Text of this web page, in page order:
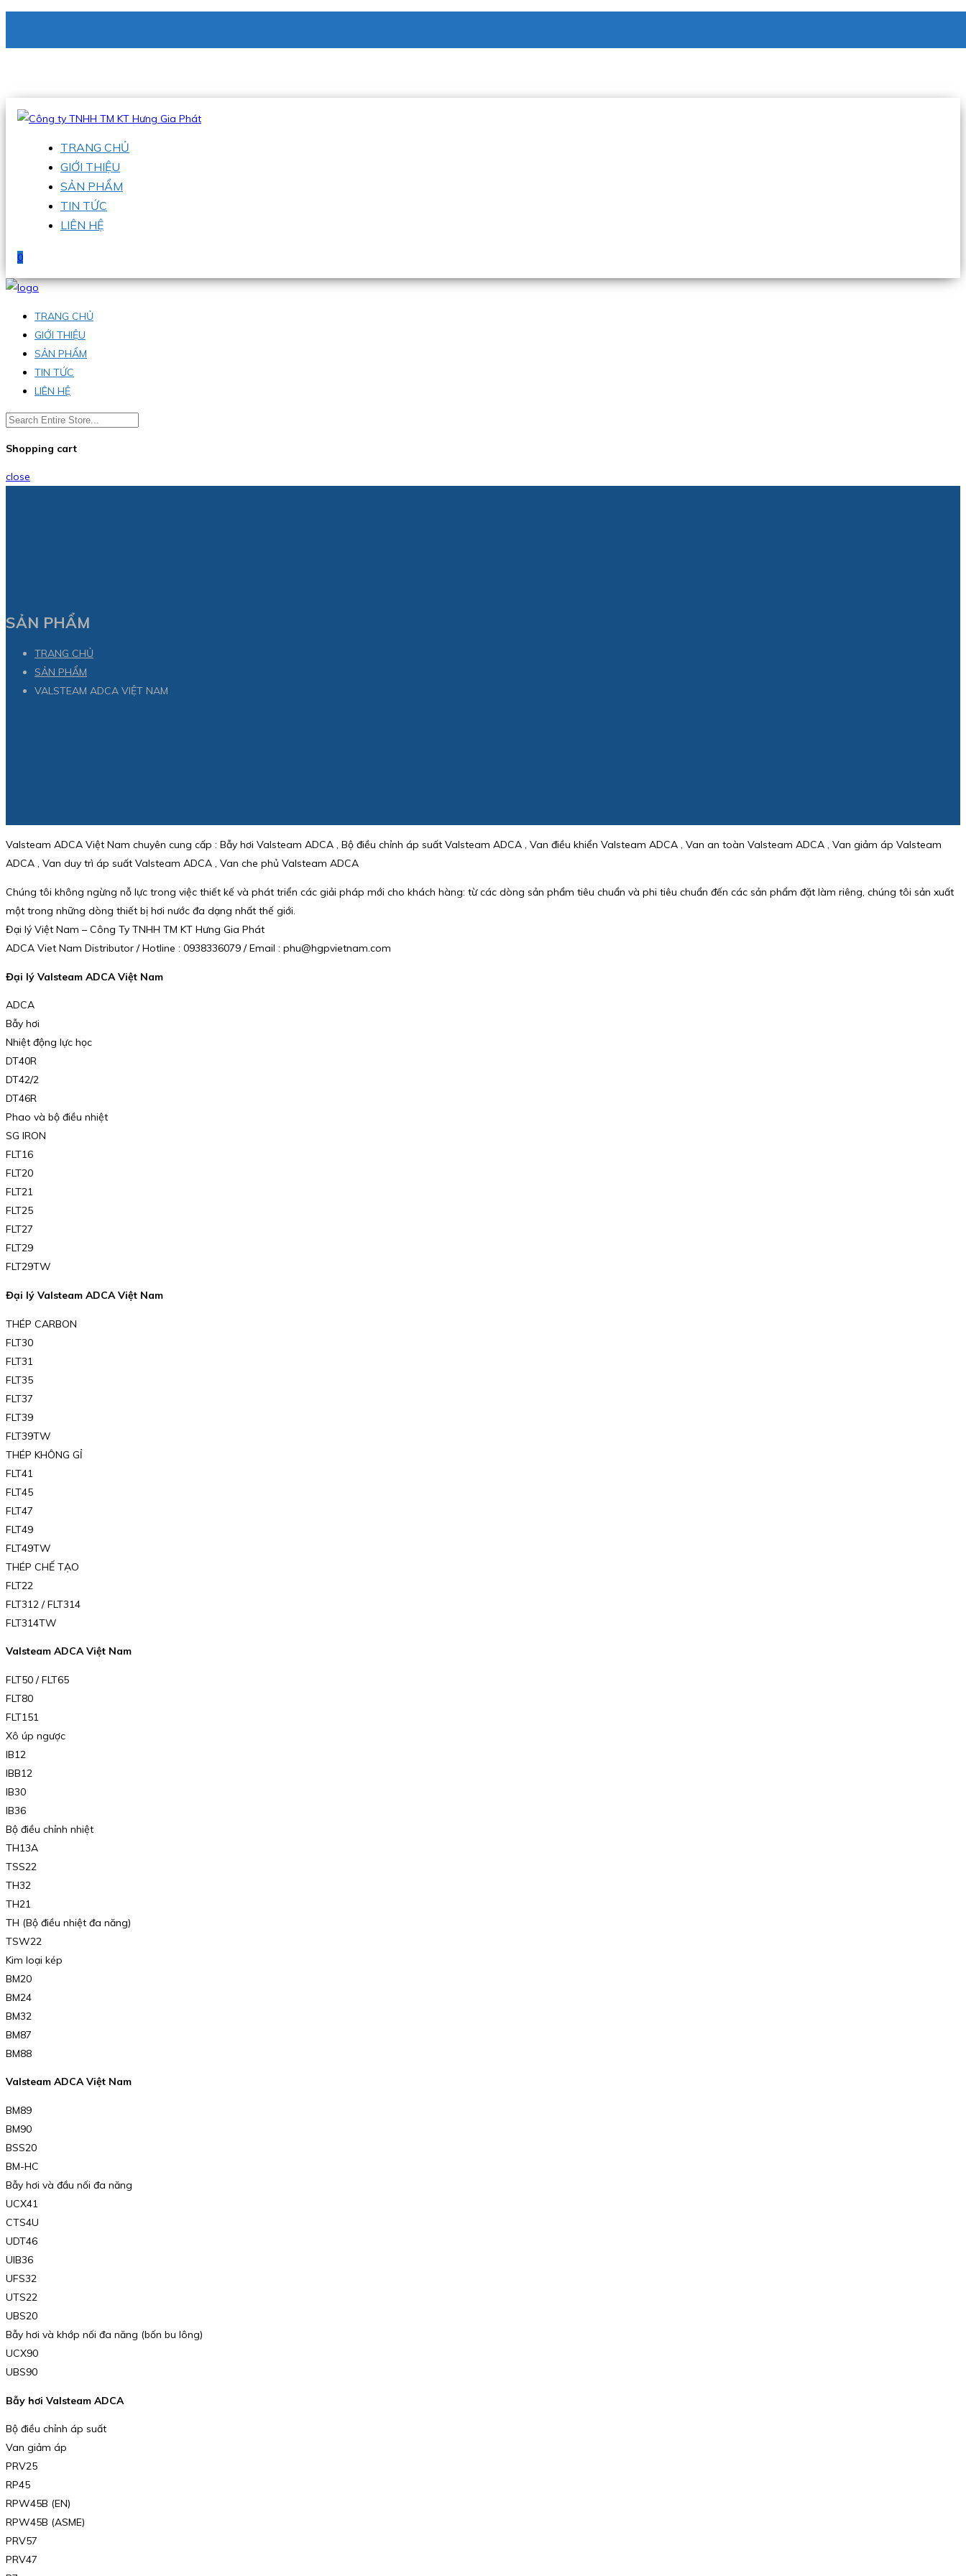
Hotline:0938 336 079
TRANG CHỦ
GIỚI THIỆU
SẢN PHẨM
TIN TỨC
LIÊN HỆ
0
TRANG CHỦ
GIỚI THIỆU
SẢN PHẨM
TIN TỨC
LIÊN HỆ
Shopping cart
close
SẢN PHẨM
TRANG CHỦ
SẢN PHẨM
VALSTEAM ADCA VIỆT NAM
Valsteam ADCA Việt Nam chuyên cung cấp : Bẫy hơi Valsteam ADCA , Bộ điều chỉnh áp suất Valsteam ADCA , Van điều khiển Valsteam ADCA , Van an toàn Valsteam ADCA , Van giảm áp Valsteam
ADCA , Van duy trì áp suất Valsteam ADCA , Van che phủ Valsteam ADCA
Chúng tôi không ngừng nỗ lực trong việc thiết kế và phát triển các giải pháp mới cho khách hàng: từ các dòng sản phẩm tiêu chuẩn và phi tiêu chuẩn đến các sản phẩm đặt làm riêng, chúng tôi sản xuất
một trong những dòng thiết bị hơi nước đa dạng nhất thế giới.
Đại lý Việt Nam – Công Ty TNHH TM KT Hưng Gia Phát
ADCA Viet Nam Distributor / Hotline : 0938336079 / Email : phu@hgpvietnam.com
Đại lý Valsteam ADCA Việt Nam
ADCA
Bẫy hơi
Nhiệt động lực học
DT40R
DT42/2
DT46R
Phao và bộ điều nhiệt
SG IRON
FLT16
FLT20
FLT21
FLT25
FLT27
FLT29
FLT29TW
Đại lý Valsteam ADCA Việt Nam
THÉP CARBON
FLT30
FLT31
FLT35
FLT37
FLT39
FLT39TW
THÉP KHÔNG GỈ
FLT41
FLT45
FLT47
FLT49
FLT49TW
THÉP CHẾ TẠO
FLT22
FLT312 / FLT314
FLT314TW
Valsteam ADCA Việt Nam
FLT50 / FLT65
FLT80
FLT151
Xô úp ngược
IB12
IBB12
IB30
IB36
Bộ điều chỉnh nhiệt
TH13A
TSS22
TH32
TH21
TH (Bộ điều nhiệt đa năng)
TSW22
Kim loại kép
BM20
BM24
BM32
BM87
BM88
Valsteam ADCA Việt Nam
BM89
BM90
BSS20
BM-HC
Bẫy hơi và đầu nối đa năng
UCX41
CTS4U
UDT46
UIB36
UFS32
UTS22
UBS20
Bẫy hơi và khớp nối đa năng (bốn bu lông)
UCX90
UBS90
Bẫy hơi Valsteam ADCA
Bộ điều chỉnh áp suất
Van giảm áp
PRV25
RP45
RPW45B (EN)
RPW45B (ASME)
PRV57
PRV47